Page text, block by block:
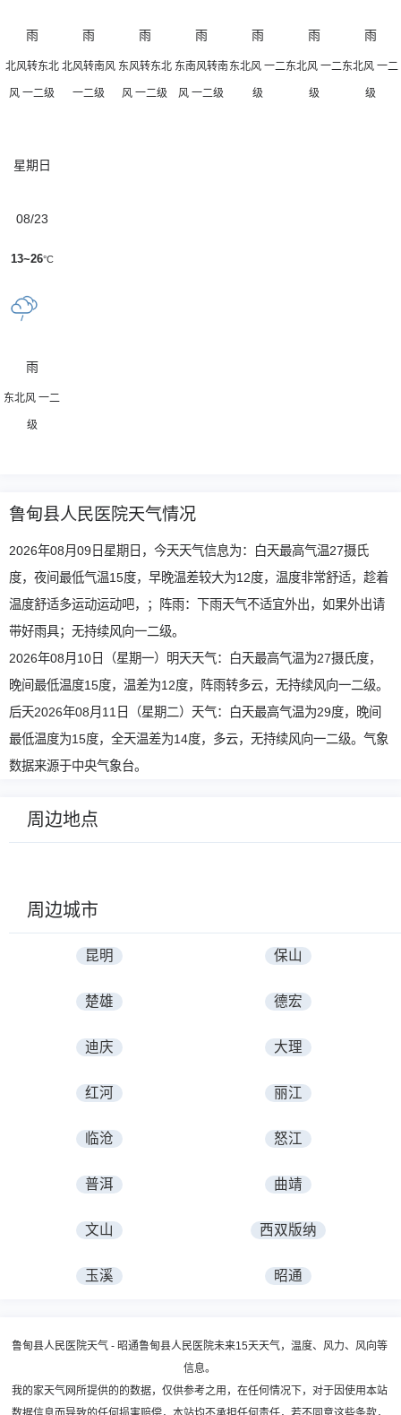
雨
北风转东北
风 一二级
雨
北风转南风
一二级
雨
东风转东北
风 一二级
雨
东南风转南
风 一二级
雨
东北风 一二
级
雨
东北风 一二
级
雨
东北风 一二
级
星期日
08/23
13~26°C
雨
东北风 一二
级
鲁甸县人民医院天气情况
2026年08月09日星期日，今天天气信息为：白天最高气温27摄氏
度，夜间最低气温15度，早晚温差较大为12度，温度非常舒适，趁着
温度舒适多运动运动吧，；阵雨：下雨天气不适宜外出，如果外出请
带好雨具；无持续风向一二级。
2026年08月10日（星期一）明天天气：白天最高气温为27摄氏度，
晚间最低温度15度，温差为12度，阵雨转多云，无持续风向一二级。
后天2026年08月11日（星期二）天气：白天最高气温为29度，晚间
最低温度为15度，全天温差为14度，多云，无持续风向一二级。气象
数据来源于中央气象台。
周边地点
周边城市
昆明 保山
楚雄 德宏
迪庆 大理
红河 丽江
临沧 怒江
普洱 曲靖
文山 西双版纳
玉溪 昭通
鲁甸县人民医院天气 - 昭通鲁甸县人民医院未来15天天气，温度、风力、风向等
信息。
我的家天气网所提供的的数据，仅供参考之用，在任何情况下，对于因使用本站